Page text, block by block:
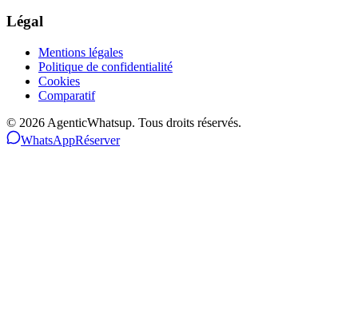
Légal
Mentions légales
Politique de confidentialité
Cookies
Comparatif
© 2026 AgenticWhatsup. Tous droits réservés.
WhatsAppRéserver